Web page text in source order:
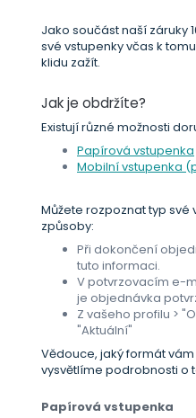
Jako součást naší záruky
své vstupenky včas k
klidu zažít.
Jak je obdržíte?
Existují různé možnosti
Papírová vstupenka
Mobilní vstupenka
Můžete rozpoznat typ
způsoby:
Při dokončení
tuto informaci.
V potvrzovacím e-
je objednávka
Z vašeho profilu >
"Aktuální"
Vědouce, jaký formát
vysvětlíme podrobnosti o
Papírová vstupenka